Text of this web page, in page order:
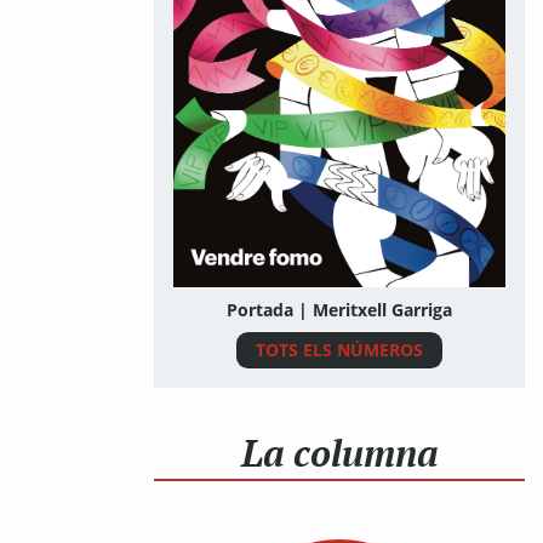
Portada | Meritxell Garriga
TOTS ELS NÚMEROS
La columna